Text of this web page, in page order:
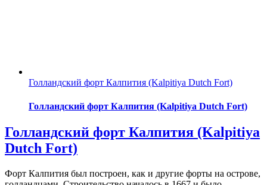
Голландский форт Калпития (Kalpitiya Dutch Fort)
Голландский форт Калпития (Kalpitiya Dutch Fort)
Голландский форт Калпития (Kalpitiya
Dutch Fort)
Форт Калпития был построен, как и другие форты на острове,